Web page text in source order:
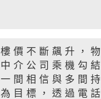
樓價不斷飆升，
中介公司乘機勾
一間相信與多間
為目標，透過電